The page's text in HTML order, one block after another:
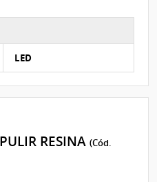
12
LED
RESINA(Cód.